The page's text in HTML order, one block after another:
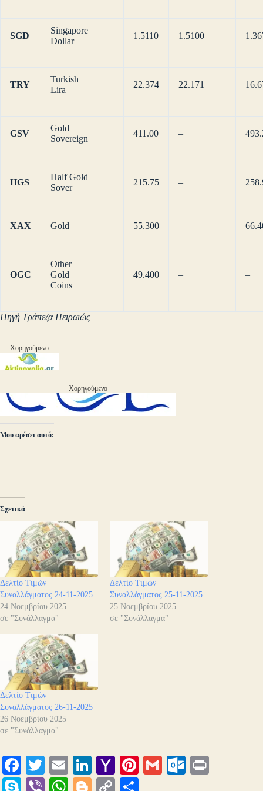
SGD
Singapore
Dollar
1.5110 1.5100
TRY
Turkish
Lira
22.374 22.171
GSV
Gold
Sovereign
411.00 –
HGS
Half Gold
Sover
215.75 –
XAX Gold 55.300 –
OGC
Other
Gold
Coins
49.400 – –
Πηγή Τράπεζα Πειραιώς
Χορηγούμενο
Χορηγούμενο
Μου αρέσει αυτό:
Σχετικά
Δελτίο Τιμών
Συναλλάγματος 24-11-2025
24 Νοεμβρίου 2025
σε "Συνάλλαγμα"
Δελτίο Τιμών
Συναλλάγματος 25-11-2025
25 Νοεμβρίου 2025
σε "Συνάλλαγμα"
Δελτίο Τιμών
Συναλλάγματος 26-11-2025
26 Νοεμβρίου 2025
σε "Συνάλλαγμα"
Fa
ce
T
wi
E
m
Li
nk
Y
ah
Pi
G
O